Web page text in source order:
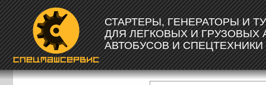
СТАРТЕРЫ, ГЕНЕРАТОРЫ И
ДЛЯ ЛЕГКОВЫХ И ГРУЗОВЫХ
АВТОБУСОВ И СПЕЦТЕХНИКИ